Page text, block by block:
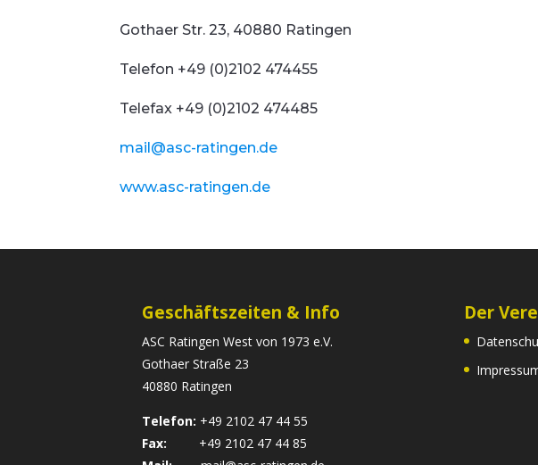
Gothaer Str. 23, 40880 Ratingen
Telefon +49 (0)2102 474455
Telefax +49 (0)2102 474485
mail@asc-ratingen.de
www.asc-ratingen.de
Geschäftszeiten & Info
ASC Ratingen West von 1973 e.V.
Gothaer Straße 23
40880 Ratingen
Telefon: +49 2102 47 44 55
Fax: +49 2102 47 44 85
Der